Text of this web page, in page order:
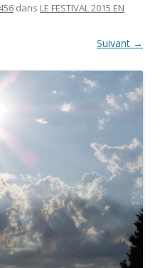
dans LE FESTIVAL 2015 EN
Suivant →